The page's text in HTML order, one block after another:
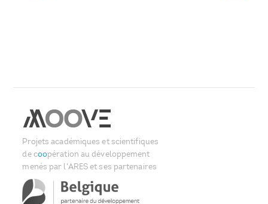
Projets académiques et scientifiques
de coopération au développement
menés par l'ARES et ses partenaires